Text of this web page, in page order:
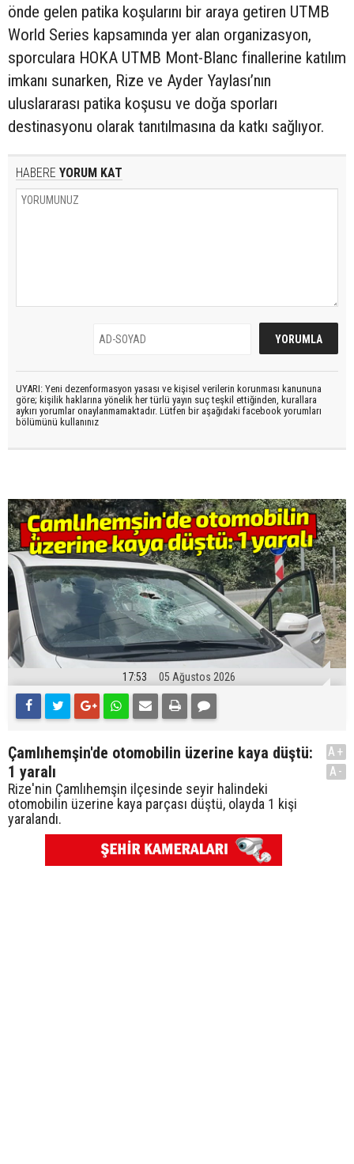
önde gelen patika koşularını bir araya getiren UTMB
World Series kapsamında yer alan organizasyon,
sporculara HOKA UTMB Mont-Blanc finallerine katılım
imkanı sunarken, Rize ve Ayder Yaylası’nın
uluslararası patika koşusu ve doğa sporları
destinasyonu olarak tanıtılmasına da katkı sağlıyor.
HABERE YORUM KAT
UYARI: Yeni dezenformasyon yasası ve kişisel verilerin korunması kanununa
göre; kişilik haklarına yönelik her türlü yayın suç teşkil ettiğinden, kurallara
aykırı yorumlar onaylanmamaktadır. Lütfen bir aşağıdaki facebook yorumları
bölümünü kullanınız
17:53 05 Ağustos 2026
Çamlıhemşin'de otomobilin üzerine kaya düştü:
1 yaralı
Rize'nin Çamlıhemşin ilçesinde seyir halindeki
otomobilin üzerine kaya parçası düştü, olayda 1 kişi
yaralandı.
A+
A-